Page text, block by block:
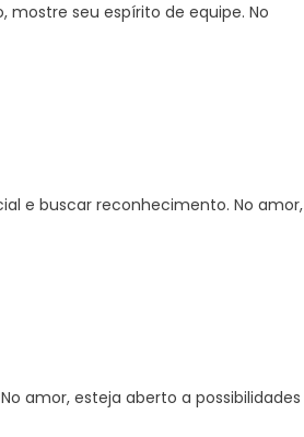
mostre seu espírito de equipe. No
e buscar reconhecimento. No amor,
amor, esteja aberto a possibilidades